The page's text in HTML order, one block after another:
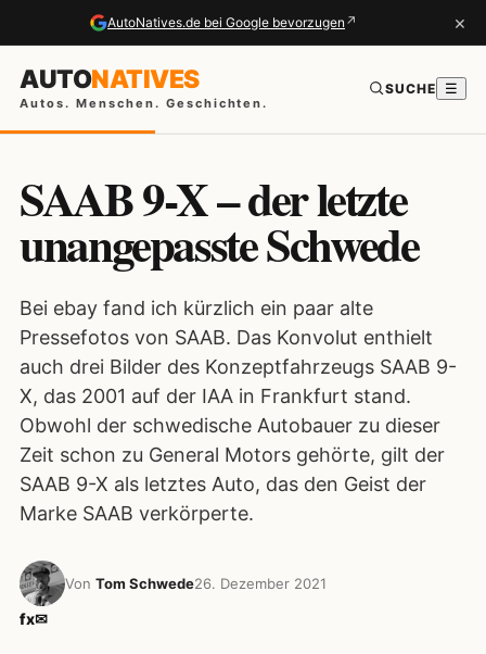
AutoNatives.de bei Google bevorzugen ↗ ×
AUTONATIVES
Autos. Menschen. Geschichten.
SUCHE ☰
SAAB 9-X – der letzte
unangepasste Schwede
Bei ebay fand ich kürzlich ein paar alte
Pressefotos von SAAB. Das Konvolut enthielt
auch drei Bilder des Konzeptfahrzeugs SAAB 9-
X, das 2001 auf der IAA in Frankfurt stand.
Obwohl der schwedische Autobauer zu dieser
Zeit schon zu General Motors gehörte, gilt der
SAAB 9-X als letztes Auto, das den Geist der
Marke SAAB verkörperte.
Von Tom Schwede26. Dezember 2021
fx✉